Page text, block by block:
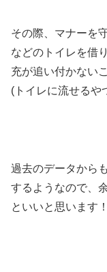
その際、マナーを
などのトイレを借
充が追い付かない
(トイレに流せるや
過去のデータから
するようなので、
といいと思います！